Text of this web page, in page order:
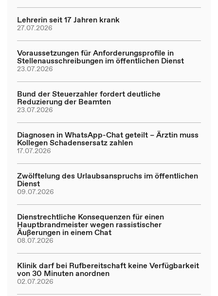
Lehrerin seit 17 Jahren krank
27.07.2026
Voraussetzungen für Anforderungsprofile in
Stellenausschreibungen im öffentlichen Dienst
23.07.2026
Bund der Steuerzahler fordert deutliche
Reduzierung der Beamten
23.07.2026
Diagnosen in WhatsApp-Chat geteilt – Ärztin muss
Kollegen Schadensersatz zahlen
17.07.2026
Zwölftelung des Urlaubsanspruchs im öffentlichen
Dienst
09.07.2026
Dienstrechtliche Konsequenzen für einen
Hauptbrandmeister wegen rassistischer
Äußerungen in einem Chat
08.07.2026
Klinik darf bei Rufbereitschaft keine Verfügbarkeit
von 30 Minuten anordnen
02.07.2026